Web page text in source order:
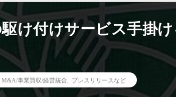
け付けサービス手掛け
M&A/事業買収/経営統合 プレスリリースなど